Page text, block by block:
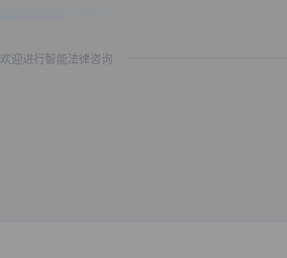
欢迎进行智能法律咨询